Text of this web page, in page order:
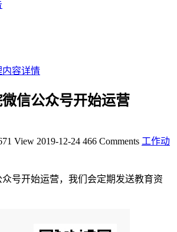
内容详情
信公众号开始运营
View 2019-12-24 466 Comments 工作动
号开始运营，我们会定期发送教育资